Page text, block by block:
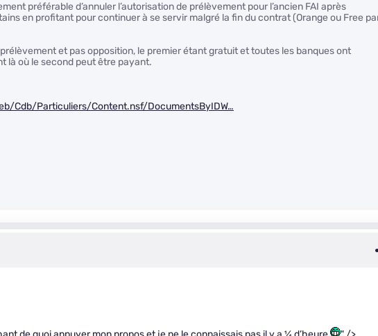
préférable d’annuler l’autorisation de prélèvement pour l’ancien FAI après
en profitant pour continuer à se servir malgré la fin du contrat (Orange ou Free
et pas opposition, le premier étant gratuit et toutes les banques ont
là où le second peut être payant.
Cdb/Particuliers/Content.nsf/DocumentsByIDW…